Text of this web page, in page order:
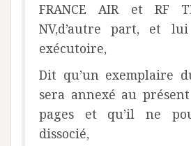
FRANCE AIR et RF
NV,d’autre part, et
exécutoire,
Dit qu’un exemplaire
sera annexé au
pages et qu’il ne
dissocié,